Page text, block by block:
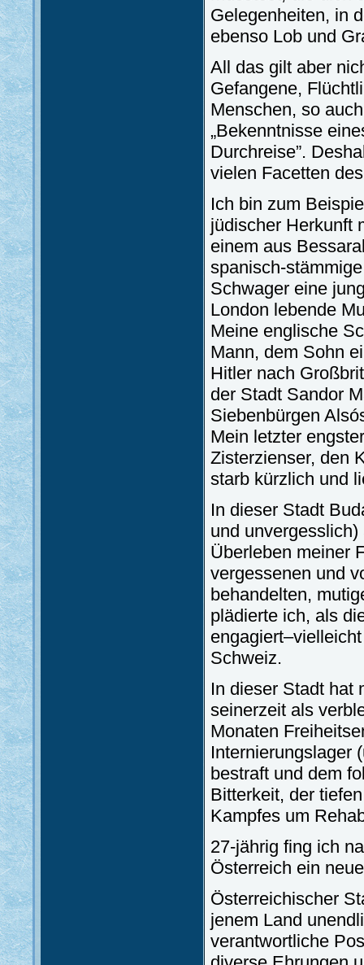
Gelegenheiten, in
ebenso Lob und
All das gilt aber
Gefangene,
Menschen, so
„Bekenntnisse
Durchreise”.
vielen Facetten
Ich bin zum
jüdischer Herkunft
einem aus
spanisch-
Schwager eine
London lebende
Meine englische
Mann, dem Sohn
Hitler nach
der Stadt Sandor
Siebenbürgen
Mein letzter
Zisterzienser, den
starb kürzlich und
In dieser Stadt
und
Überleben meiner
vergessenen und
behandelten,
plädierte ich, als
Schweiz.
In dieser Stadt hat
seinerzeit als
Monaten
Internierungslager
bestraft und dem
Bitterkeit, der
Kampfes um
27-jährig fing ich
Österreich ein
Österreichischer
jenem Land
verantwortliche